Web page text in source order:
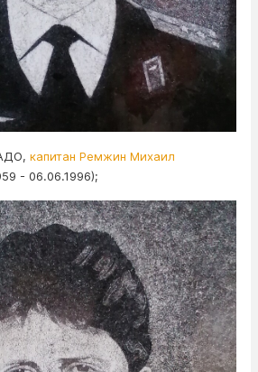
капитан Ремжин Михаил
- 06.06.1996);